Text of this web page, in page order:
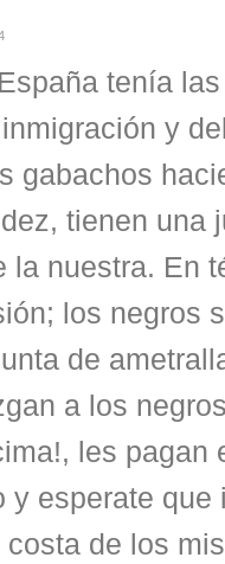
tenía
y
gabachos
tienen una
la nuestra. En
los negros
de
a los
les pagan
y esperate que
costa de los